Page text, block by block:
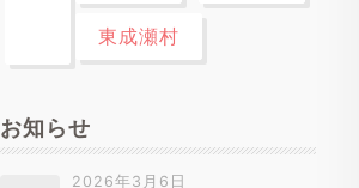
東成瀬村
お知らせ
2026年3月6日